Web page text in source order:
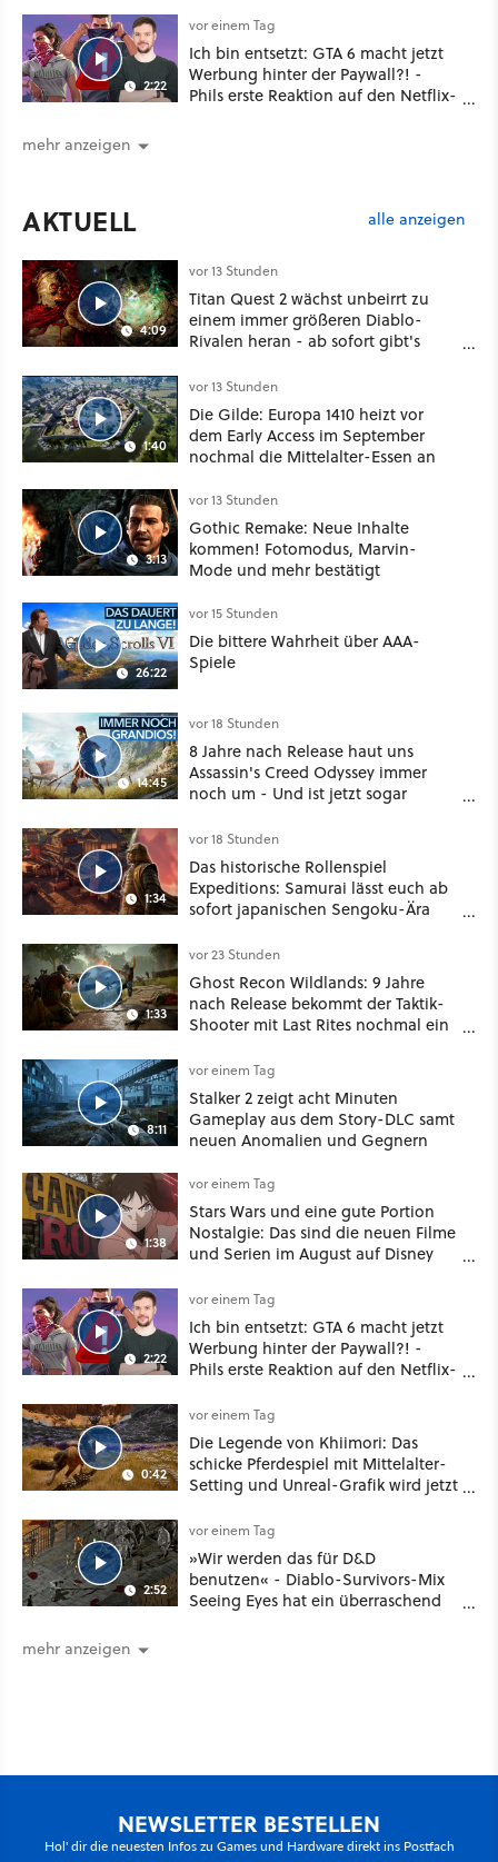
2:22
vor einem Tag
Ich bin entsetzt: GTA 6 macht jetzt
Werbung hinter der Paywall?! -
Phils erste Reaktion auf den Netflix-
mehr anzeigen
AKTUELL alle anzeigen
4:09
vor 13 Stunden
Titan Quest 2 wächst unbeirrt zu
einem immer größeren Diablo-
Rivalen heran - ab sofort gibt's
Klasse
1:40
vor 13 Stunden
Die Gilde: Europa 1410 heizt vor
dem Early Access im September
nochmal die Mittelalter-Essen an
3:13
vor 13 Stunden
Gothic Remake: Neue Inhalte
kommen! Fotomodus, Marvin-
Mode und mehr bestätigt
26:22
vor 15 Stunden
Die bittere Wahrheit über AAA-
Spiele
14:45
vor 18 Stunden
8 Jahre nach Release haut uns
Assassin's Creed Odyssey immer
noch um - Und ist jetzt sogar
1:34
vor 18 Stunden
Das historische Rollenspiel
Expeditions: Samurai lässt euch ab
sofort japanischen Sengoku-Ära
oder Diplomatie
1:33
vor 23 Stunden
Ghost Recon Wildlands: 9 Jahre
nach Release bekommt der Taktik-
Shooter mit Last Rites nochmal ein
8:11
vor einem Tag
Stalker 2 zeigt acht Minuten
Gameplay aus dem Story-DLC samt
neuen Anomalien und Gegnern
1:38
vor einem Tag
Stars Wars und eine gute Portion
Nostalgie: Das sind die neuen Filme
und Serien im August auf Disney
2:22
vor einem Tag
Ich bin entsetzt: GTA 6 macht jetzt
Werbung hinter der Paywall?! -
Phils erste Reaktion auf den Netflix-
0:42
vor einem Tag
Die Legende von Khiimori: Das
schicke Pferdespiel mit Mittelalter-
Setting und Unreal-Grafik wird jetzt
2:52
vor einem Tag
»Wir werden das für D&D
benutzen« - Diablo-Survivors-Mix
Seeing Eyes hat ein überraschend
mehr anzeigen
NEWSLETTER BESTELLEN
Hol' dir die neuesten Infos zu Games und Hardware direkt ins Postfach